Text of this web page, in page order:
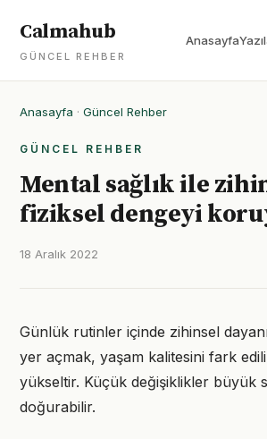
Calmahub
GÜNCEL REHBER
Anasayfa
Anasayfa · Güncel Rehber
GÜNCEL REHBER
Mental sağlık ile
fiziksel dengeyi
18 Aralık 2022
Günlük rutinler içinde zihinsel
yer açmak, yaşam kalitesini fark
yükseltir. Küçük değişiklikler büyük
doğurabilir.